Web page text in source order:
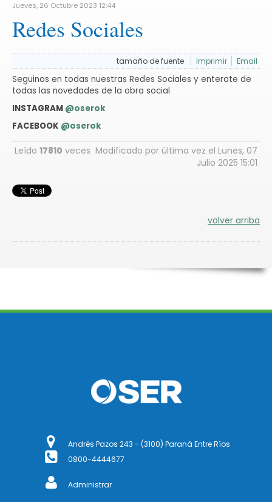
Jueves, 26 Octubre 2023 12:44
Redes Sociales
tamaño de fuente Imprimir Email
Seguinos en todas nuestras Redes Sociales y enterate de
todas las novedades de la obra social
INSTAGRAM @oserok
FACEBOOK @oserok
Leído 17810 veces Modificado por última vez el Lunes, 07
Julio 2025 15:01
volver arriba
Andrés Pazos 243 - (3100) Paraná Entre Ríos
0800-4444677
Administrar